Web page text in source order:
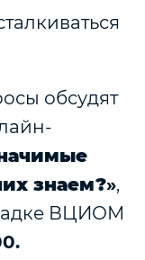
обсудят
знаем?»,
ВЦИОМ